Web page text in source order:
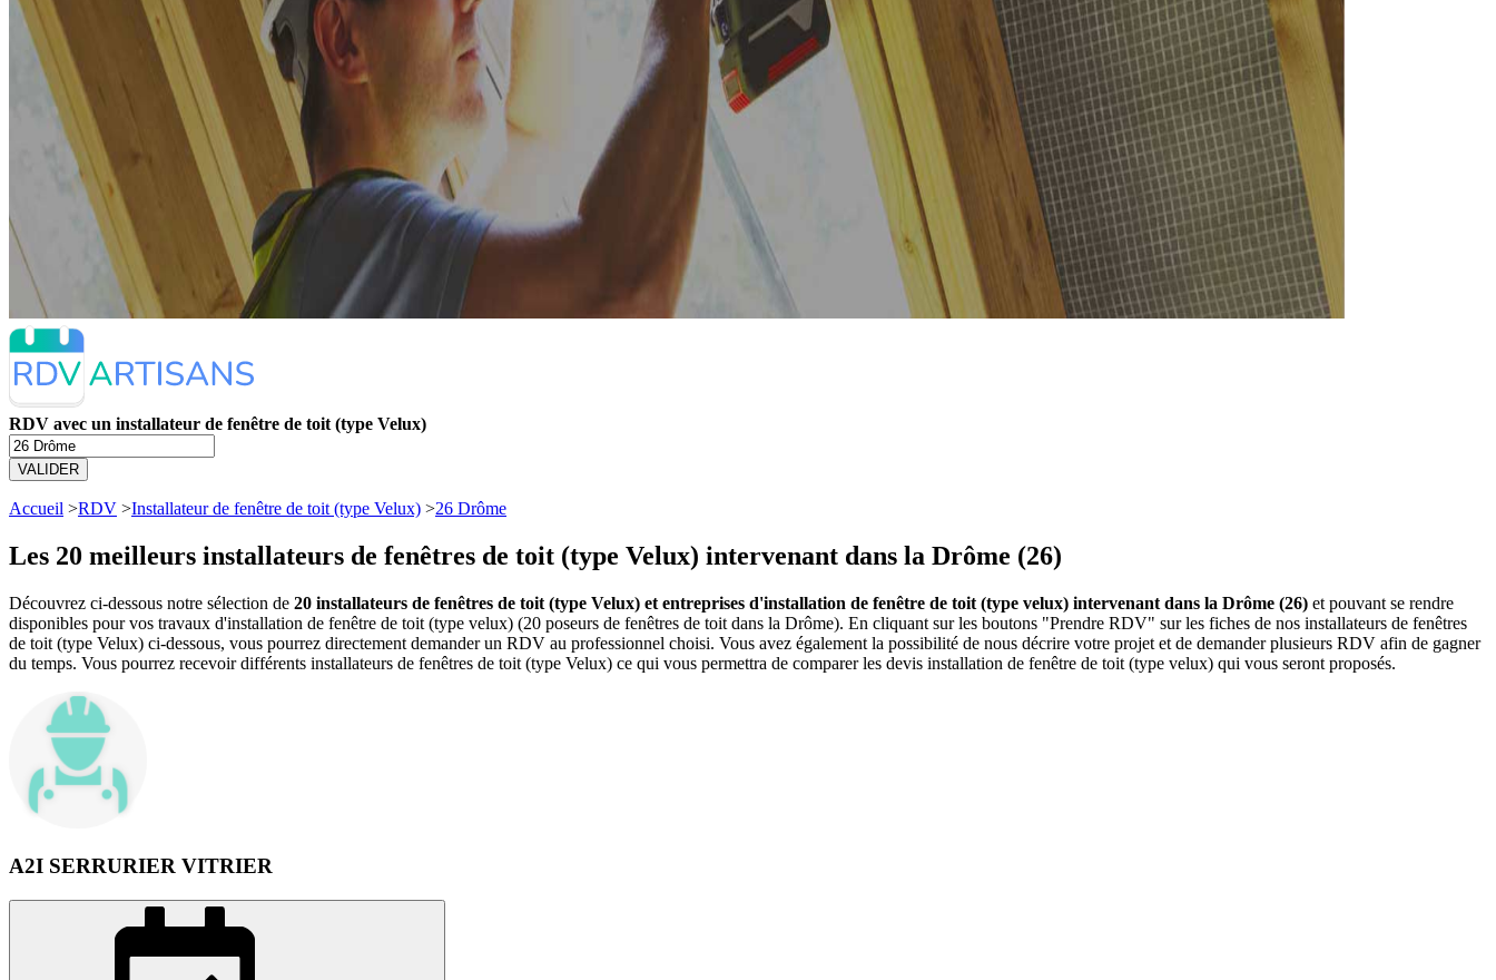
RDV avec un installateur de fenêtre de toit (type Velux)
VALIDER
Accueil >RDV >Installateur de fenêtre de toit (type Velux) >26 Drôme
Les 20 meilleurs installateurs de fenêtres de toit (type Velux) intervenant dans la Drôme (26)
Découvrez ci-dessous notre sélection de 20 installateurs de fenêtres de toit (type Velux) et entreprises d'installation de fenêtre de toit (type velux) intervenant dans la Drôme (26) et pouvant se rendre
disponibles pour vos travaux d'installation de fenêtre de toit (type velux) (20 poseurs de fenêtres de toit dans la Drôme). En cliquant sur les boutons "Prendre RDV" sur les fiches de nos installateurs de fenêtres
de toit (type Velux) ci-dessous, vous pourrez directement demander un RDV au professionnel choisi. Vous avez également la possibilité de nous décrire votre projet et de demander plusieurs RDV afin de gagner
du temps. Vous pourrez recevoir différents installateurs de fenêtres de toit (type Velux) ce qui vous permettra de comparer les devis installation de fenêtre de toit (type velux) qui vous seront proposés.
A2I SERRURIER VITRIER